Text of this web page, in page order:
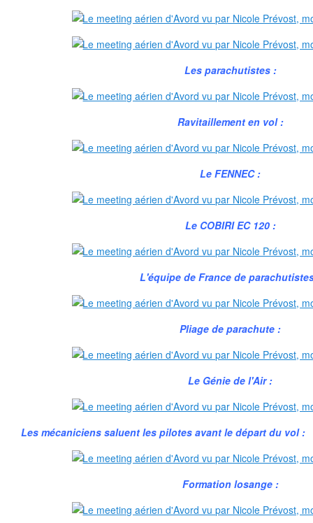
Les parachutistes :
Ravitaillement en vol :
Le FENNEC :
Le COBIRI EC 120 :
L'équipe de France de
Pliage de parachute :
Le Génie de l'Air :
Les mécaniciens saluent les pilotes avant le départ du vol :
Formation losange :